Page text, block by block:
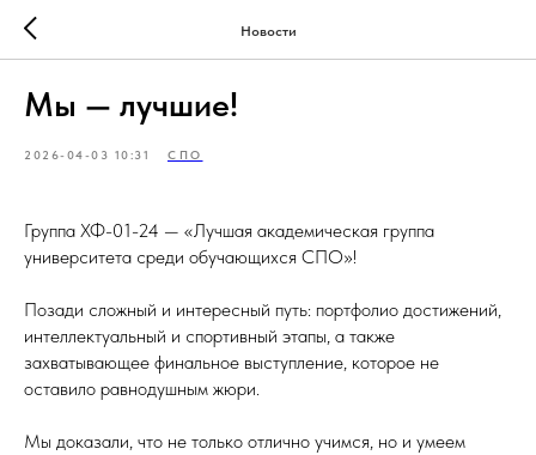
Новости
Мы — лучшие!
2026-04-03 10:31 СПО
Группа ХФ-01-24 — «Лучшая академическая группа
университета среди обучающихся СПО»!
Позади сложный и интересный путь: портфолио достижений,
интеллектуальный и спортивный этапы, а также
захватывающее финальное выступление, которое не
оставило равнодушным жюри.
Мы доказали, что не только отлично учимся, но и умеем